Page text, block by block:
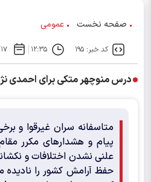
صفحه نخست عمومی
کد خبر: ۱۹۵ ۱۲:۳۵
درس منوچهر متکی برای احمدی
متاسفانه سران غیرقوا و
پیام و هشدارهای مکرر
علنی نشدن اختلافات و
حفظ آرامش کشور را نادیده